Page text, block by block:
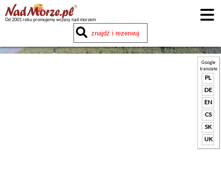
Od 2001 roku promujemy wczasy nad morzem
Google
translate
PL
DE
EN
CS
SK
UK